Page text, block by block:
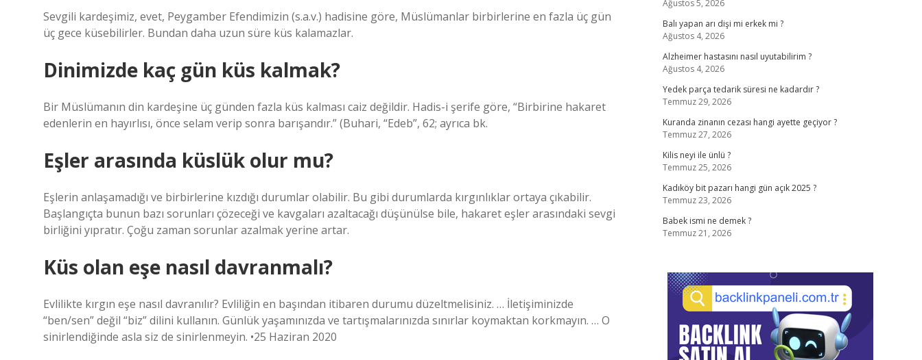
Sevgili kardeşimiz, evet, Peygamber Efendimizin (s.a.v.) hadisine göre, Müslümanlar birbirlerine en fazla üç gün
üç gece küsebilirler. Bundan daha uzun süre küs kalamazlar.
Dinimizde kaç gün küs kalmak?
Bir Müslümanın din kardeşine üç günden fazla küs kalması caiz değildir. Hadis-i şerife göre, “Birbirine hakaret
edenlerin en hayırlısı, önce selam verip sonra barışandır.” (Buhari, “Edeb”, 62; ayrıca bk.
Eşler arasında küslük olur mu?
Eşlerin anlaşamadığı ve birbirlerine kızdığı durumlar olabilir. Bu gibi durumlarda kırgınlıklar ortaya çıkabilir.
Başlangıçta bunun bazı sorunları çözeceği ve kavgaları azaltacağı düşünülse bile, hakaret eşler arasındaki sevgi
birliğini yıpratır. Çoğu zaman sorunlar azalmak yerine artar.
Küs olan eşe nasıl davranmalı?
Evlilikte kırgın eşe nasıl davranılır? Evliliğin en başından itibaren durumu düzeltmelisiniz. … İletişiminizde
“ben/sen” değil “biz” dilini kullanın. Günlük yaşamınızda ve tartışmalarınızda sınırlar koymaktan korkmayın. … O
sinirlendiğinde asla siz de sinirlenmeyin. •25 Haziran 2020
Ağustos 5, 2026
Balı yapan arı dişi mi erkek mi ?
Ağustos 4, 2026
Alzheimer hastasını nasıl uyutabilirim ?
Ağustos 4, 2026
Yedek parça tedarik süresi ne kadardır ?
Temmuz 29, 2026
Kuranda zinanın cezası hangi ayette geçiyor ?
Temmuz 27, 2026
Kilis neyi ile ünlü ?
Temmuz 25, 2026
Kadıköy bit pazarı hangi gün açık 2025 ?
Temmuz 23, 2026
Babek ismi ne demek ?
Temmuz 21, 2026